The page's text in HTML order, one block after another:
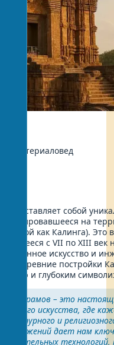
материаловед
представляет собой
на
как Калинга). Это
с VII по XIII век
искусство и
Древние постройки
и глубоким
храмов – это
искусства, где
культурного и
сооружений дает нам
технологий,